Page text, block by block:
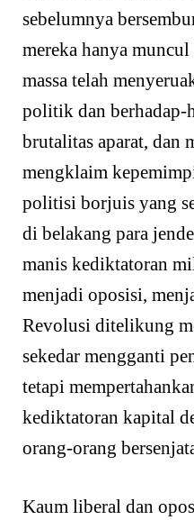
sebelumnya
mereka hanya
massa telah
politik dan berhadap-
brutalitas aparat, dan
mengklaim
politisi borjuis yang
di belakang para
manis kediktatoran
menjadi oposisi,
Revolusi ditelikung
sekedar mengganti
tetapi
kediktatoran kapital
orang-orang
Kaum liberal dan